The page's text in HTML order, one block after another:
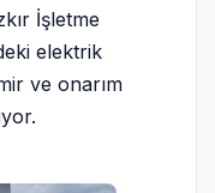
İşletme
elektrik
ve onarım